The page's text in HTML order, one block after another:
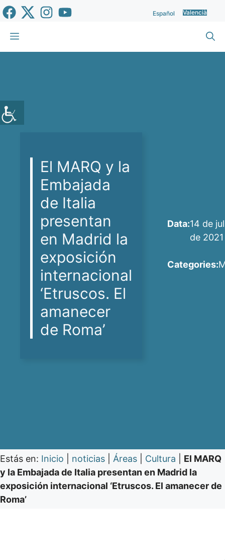
Vés
al
contingut
Español Valencià
Menu
El MARQ y la
Embajada
de Italia
presentan
en Madrid la
exposición
internacional
‘Etruscos. El
amanecer
de Roma’
Data:14 de
de 2021
Categories:
Estás en: Inicio noticias Áreas Cultura
El MARQ
y la Embajada de Italia presentan en Madrid la
exposición internacional ‘Etruscos. El amanecer de
Roma’